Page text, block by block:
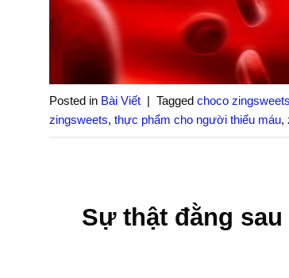
Posted in Bài Viết | Tagged choco zingsweets
zingsweets, thực phẩm cho người thiếu máu,
Sự thật đằng